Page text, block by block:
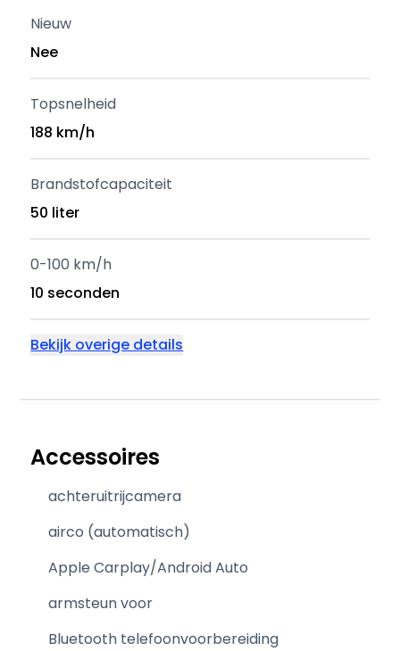
Nieuw
Nee
Topsnelheid
188 km/h
Brandstofcapaciteit
50 liter
0-100 km/h
10 seconden
Bekijk overige details
Accessoires
achteruitrijcamera
airco (automatisch)
Apple Carplay/Android Auto
armsteun voor
Bluetooth telefoonvoorbereiding